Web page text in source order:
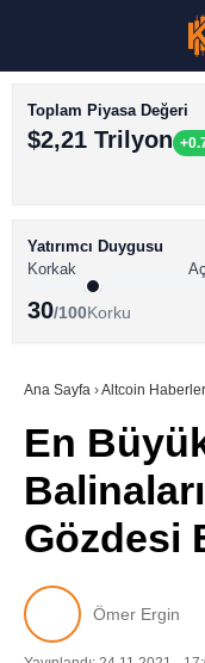
BİTCOİN HABERLERİ
ALTCOİN HABERLERİ
SÖZLÜK
Toplam Piyasa Değeri
$2,21 Trilyon
Yatırımcı Duygusu
Korkak
30/100Korku
Ana Sayfa ›Altcoin
En
Gözdesi
Ömer Ergin